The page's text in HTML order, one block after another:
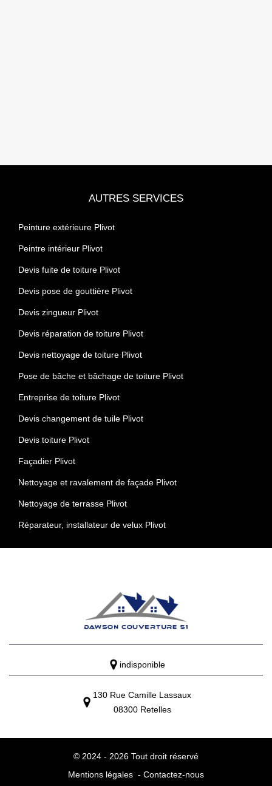
AUTRES SERVICES
Peinture extérieure Plivot
Peintre intérieur Plivot
Devis fuite de toiture Plivot
Devis pose de gouttière Plivot
Devis zingueur Plivot
Devis réparation de toiture Plivot
Devis nettoyage de toiture Plivot
Pose de bâche et bâchage de toiture Plivot
Entreprise de toiture Plivot
Devis changement de tuile Plivot
Devis toiture Plivot
Façadier Plivot
Nettoyage et ravalement de façade Plivot
Nettoyage de terrasse Plivot
Réparateur, installateur de velux Plivot
indisponible
130 Rue Camille Lassaux
08300 Retelles
© 2024 - 2026 Tout droit réservé
Mentions légales - Contactez-nous